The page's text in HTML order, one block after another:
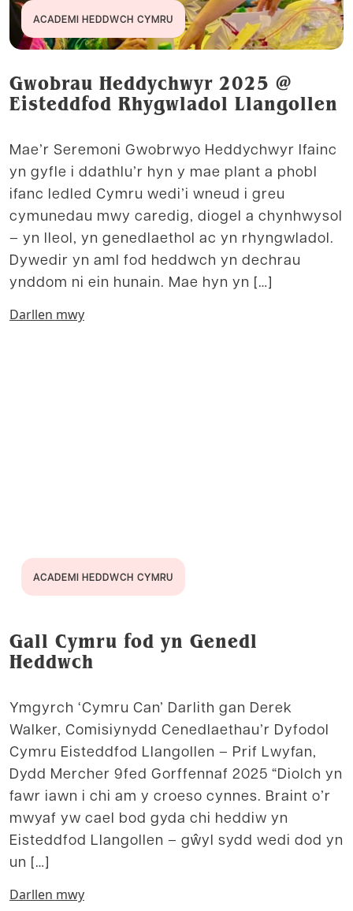
ACADEMI HEDDWCH CYMRU
Gwobrau Heddychwyr 2025 @
Eisteddfod Rhygwladol Llangollen
Mae’r Seremoni Gwobrwyo Heddychwyr Ifainc
yn gyfle i ddathlu’r hyn y mae plant a phobl
ifanc ledled Cymru wedi’i wneud i greu
cymunedau mwy caredig, diogel a chynhwysol
– yn lleol, yn genedlaethol ac yn rhyngwladol.
Dywedir yn aml fod heddwch yn dechrau
ynddom ni ein hunain. Mae hyn yn […]
Darllen mwy
ACADEMI HEDDWCH CYMRU
Gall Cymru fod yn Genedl
Heddwch
Ymgyrch ‘Cymru Can’ Darlith gan Derek
Walker, Comisiynydd Cenedlaethau’r Dyfodol
Cymru Eisteddfod Llangollen – Prif Lwyfan,
Dydd Mercher 9fed Gorffennaf 2025 “Diolch yn
fawr iawn i chi am y croeso cynnes. Braint o’r
mwyaf yw cael bod gyda chi heddiw yn
Eisteddfod Llangollen – gŵyl sydd wedi dod yn
un […]
Darllen mwy